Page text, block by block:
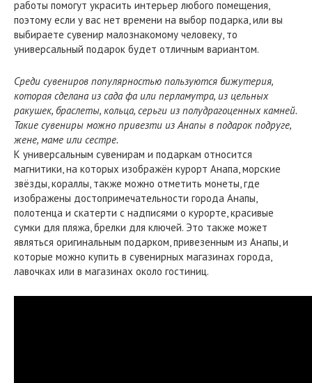
работы помогут украсить интерьер любого помещения,
поэтому если у вас нет времени на выбор подарка, или вы
выбираете сувенир малознакомому человеку, то
универсальный подарок будет отличным вариантом.
Среди сувениров популярностью пользуются бижутерия,
которая сделана из сада фа или перламутра, из цельных
ракушек, браслеты, кольца, серьги из полудрагоценных камней.
Такие сувениры можно привезти из Анапы в подарок подруге,
жене, маме или сестре.
К универсальным сувенирам и подаркам относится
магнитики, на которых изображён курорт Анапа, морские
звёзды, кораллы, также можно отметить монеты, где
изображены достопримечательности города Анапы,
полотенца и скатерти с надписями о курорте, красивые
сумки для пляжа, брелки для ключей. Это также может
являться оригинальным подарком, привезенным из Анапы, и
которые можно купить в сувенирных магазинах города,
лавочках или в магазинах около гостиниц.